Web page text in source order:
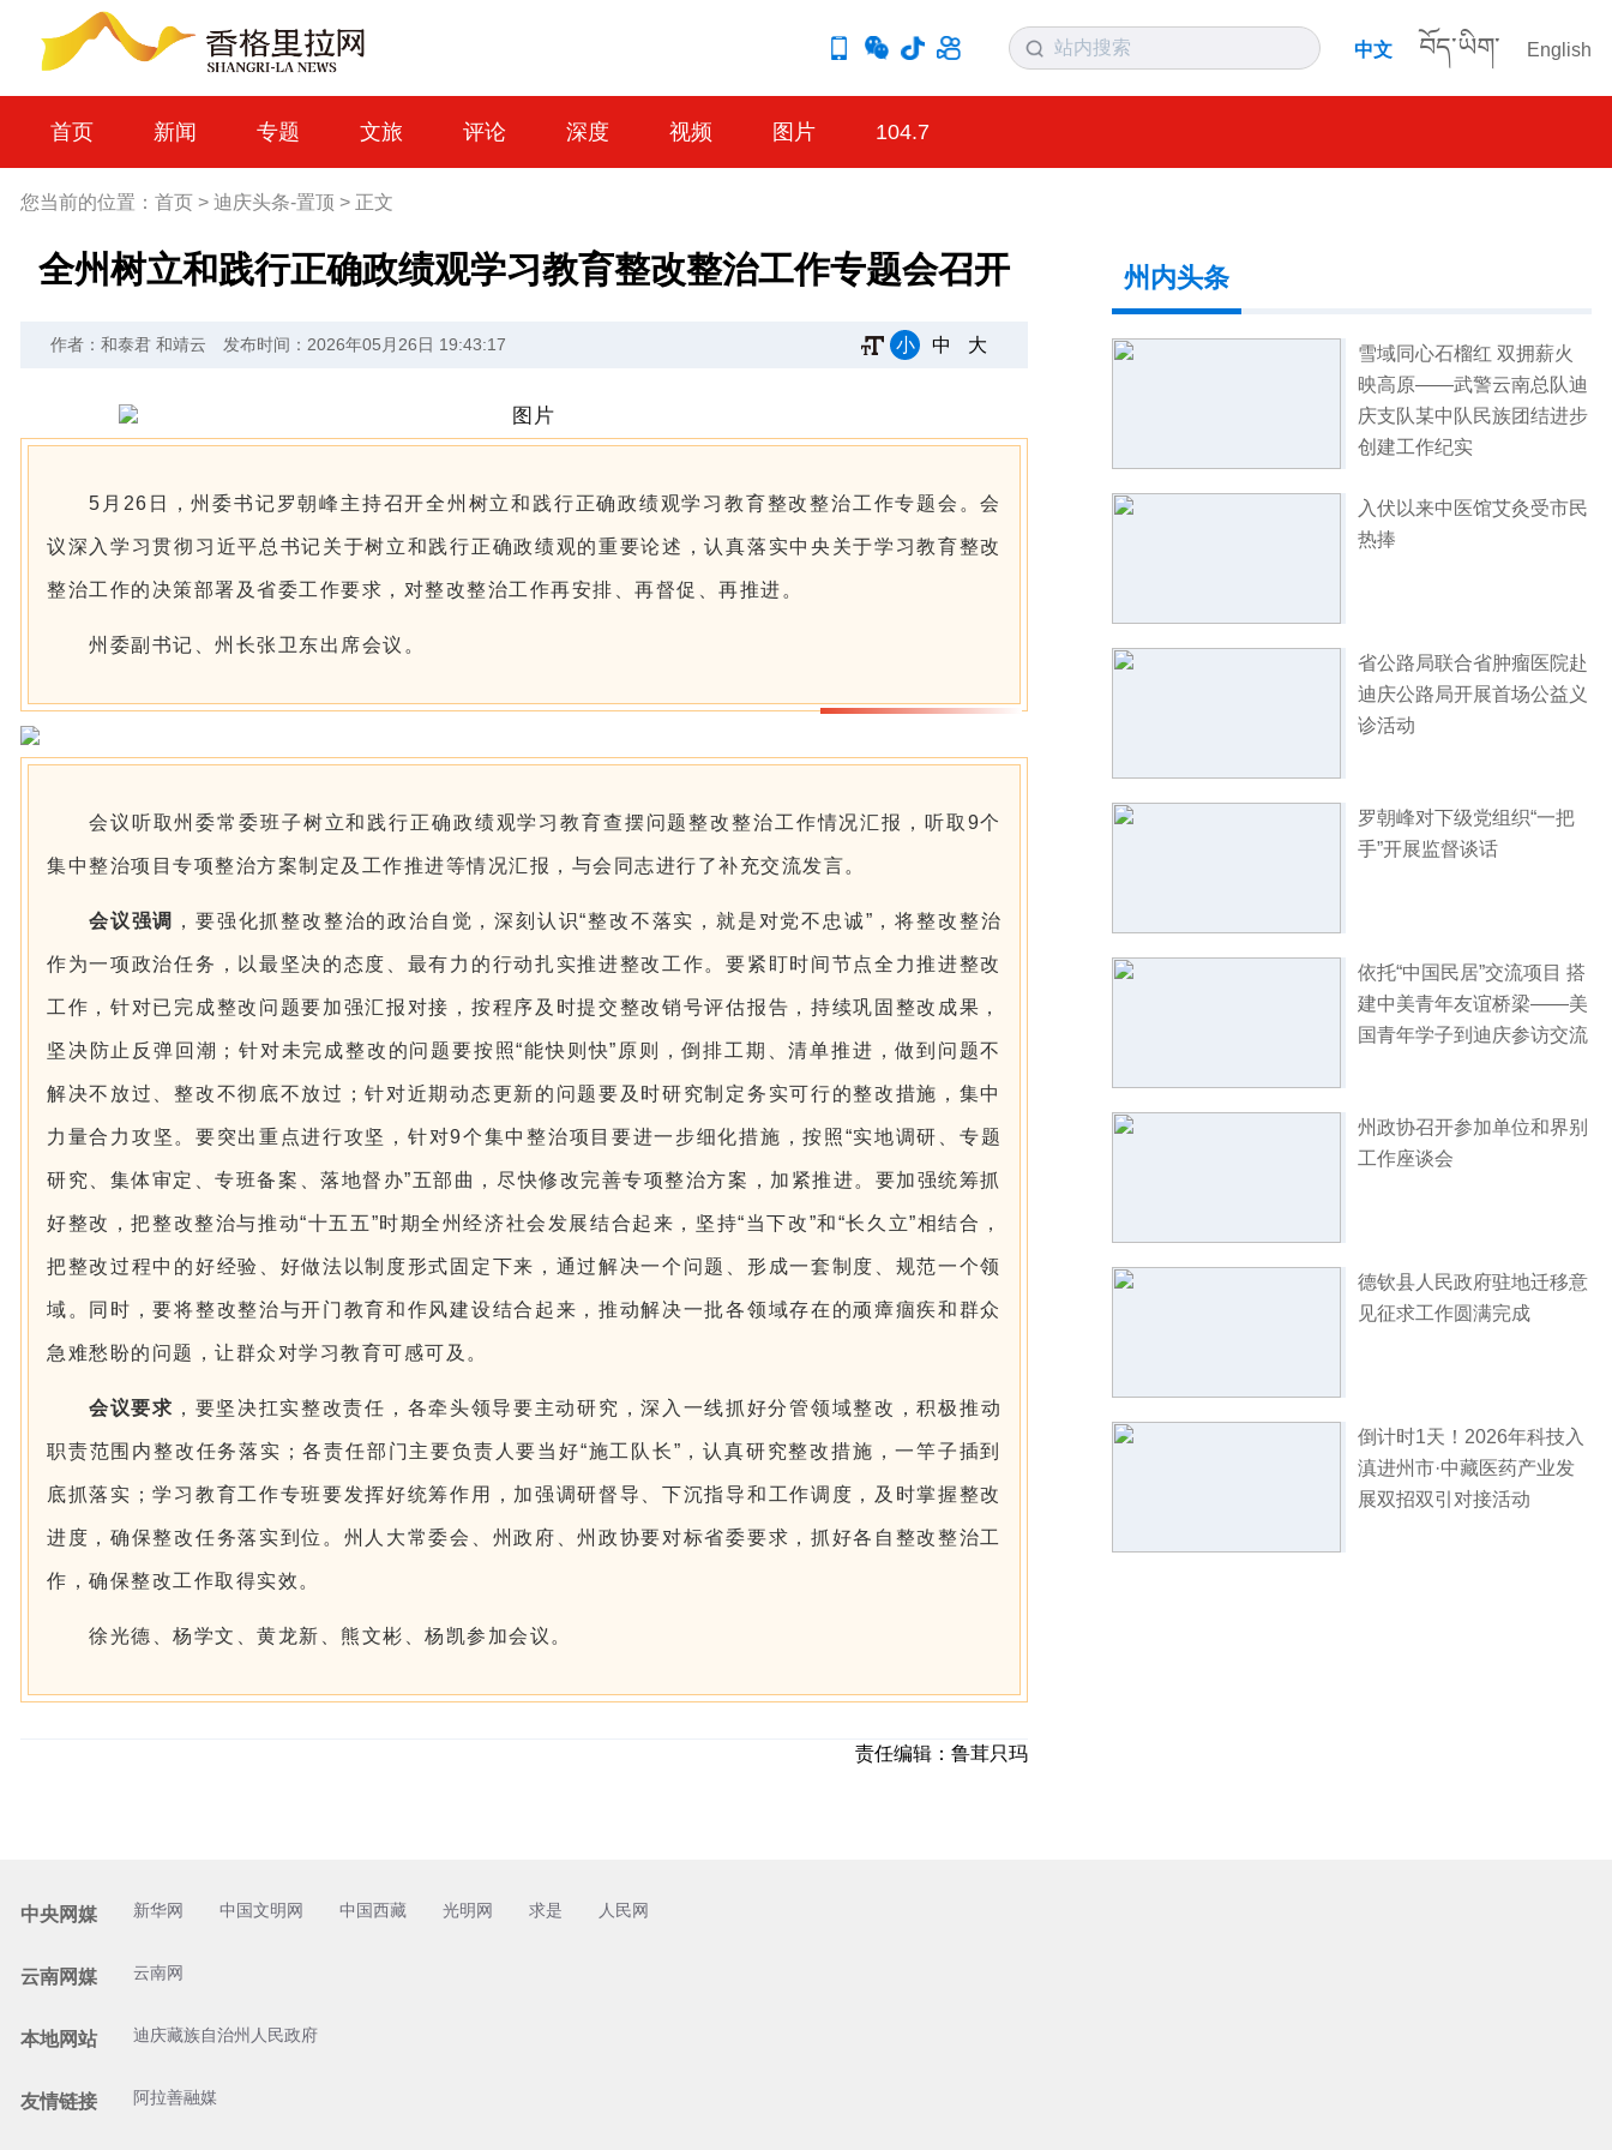
中文 བོད་ཡིག་ English
首页 新闻 专题 文旅 评论 深度 视频 图片 104.7
您当前的位置： 首页 > 迪庆头条-置顶 > 正文
全州树立和践行正确政绩观学习教育整改整治工作专题会召开
作者：和泰君 和靖云 发布时间：2026年05月26日 19:43:17 小 中 大
5月26日，州委书记罗朝峰主持召开全州树立和践行正确政绩观学习教育整改整治工作专题会。会
议深入学习贯彻习近平总书记关于树立和践行正确政绩观的重要论述，认真落实中央关于学习教育整改
整治工作的决策部署及省委工作要求，对整改整治工作再安排、再督促、再推进。
州委副书记、州长张卫东出席会议。
会议听取州委常委班子树立和践行正确政绩观学习教育查摆问题整改整治工作情况汇报，听取9个
集中整治项目专项整治方案制定及工作推进等情况汇报，与会同志进行了补充交流发言。
会议强调 ，要强化抓整改整治的政治自觉，深刻认识“整改不落实，就是对党不忠诚”，将整改整治
作为一项政治任务，以最坚决的态度、最有力的行动扎实推进整改工作。要紧盯时间节点全力推进整改
工作，针对已完成整改问题要加强汇报对接，按程序及时提交整改销号评估报告，持续巩固整改成果，
坚决防止反弹回潮；针对未完成整改的问题要按照“能快则快”原则，倒排工期、清单推进，做到问题不
解决不放过、整改不彻底不放过；针对近期动态更新的问题要及时研究制定务实可行的整改措施，集中
力量合力攻坚。要突出重点进行攻坚，针对9个集中整治项目要进一步细化措施，按照“实地调研、专题
研究、集体审定、专班备案、落地督办”五部曲，尽快修改完善专项整治方案，加紧推进。要加强统筹抓
好整改，把整改整治与推动“十五五”时期全州经济社会发展结合起来，坚持“当下改”和“长久立”相结合，
把整改过程中的好经验、好做法以制度形式固定下来，通过解决一个问题、形成一套制度、规范一个领
域。同时，要将整改整治与开门教育和作风建设结合起来，推动解决一批各领域存在的顽瘴痼疾和群众
急难愁盼的问题，让群众对学习教育可感可及。
会议要求 ，要坚决扛实整改责任，各牵头领导要主动研究，深入一线抓好分管领域整改，积极推动
职责范围内整改任务落实；各责任部门主要负责人要当好“施工队长”，认真研究整改措施，一竿子插到
底抓落实；学习教育工作专班要发挥好统筹作用，加强调研督导、下沉指导和工作调度，及时掌握整改
进度，确保整改任务落实到位。州人大常委会、州政府、州政协要对标省委要求，抓好各自整改整治工
作，确保整改工作取得实效。
徐光德、杨学文、黄龙新、熊文彬、杨凯参加会议。
责任编辑： 鲁茸只玛
州内头条
雪域同心石榴红 双拥薪火
映高原——武警云南总队迪
庆支队某中队民族团结进步
创建工作纪实
入伏以来中医馆艾灸受市民
热捧
省公路局联合省肿瘤医院赴
迪庆公路局开展首场公益义
诊活动
罗朝峰对下级党组织“一把
手”开展监督谈话
依托“中国民居”交流项目 搭
建中美青年友谊桥梁——美
国青年学子到迪庆参访交流
州政协召开参加单位和界别
工作座谈会
德钦县人民政府驻地迁移意
见征求工作圆满完成
倒计时1天！2026年科技入
滇进州市·中藏医药产业发
展双招双引对接活动
中央网媒 新华网 中国文明网 中国西藏 光明网 求是 人民网
云南网媒 云南网
本地网站 迪庆藏族自治州人民政府
友情链接 阿拉善融媒